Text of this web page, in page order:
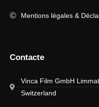
Mentions légales &
Contacte
Vinca Film GmbH
Switzerland